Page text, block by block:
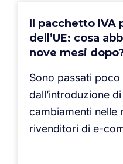
Il pacchetto IVA
dell’UE: cosa
nove mesi
Sono passati
dall’introduzione
cambiamenti nelle
rivenditori di e-